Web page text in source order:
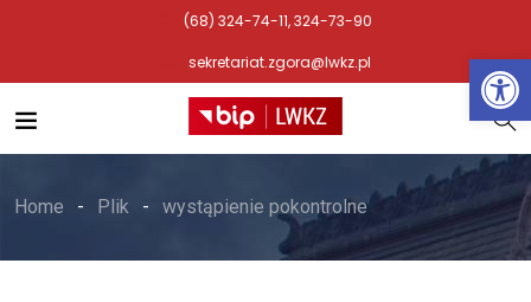
(68) 324-74-11, 324-73-90
sekretariat.zgora@lwkz.pl
Home Plik wystąpienie pokontrolne